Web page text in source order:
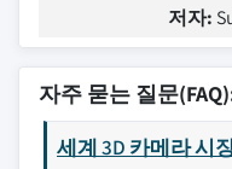
저자:
자주 묻는 질문
세계 3D 카메라 시